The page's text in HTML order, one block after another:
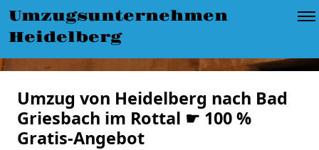
Umzugsunternehmen
Heidelberg
Umzug von Heidelberg nach Bad
Griesbach im Rottal ☛ 100 %
Gratis-Angebot